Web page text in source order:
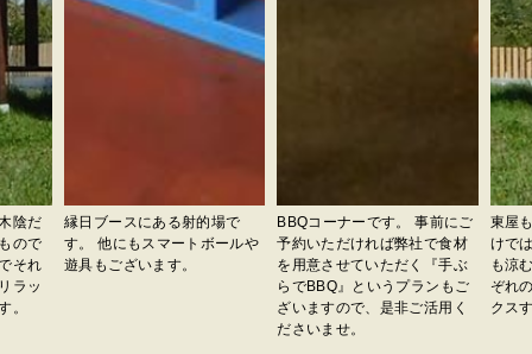
陰だ
ので
それ
ラッ
。
縁日ブースにある射的場で
す。 他にもスマートボールや
遊具もございます。
BBQコーナーです。 事前にご
予約いただければ弊社で食材
を用意させていただく『手ぶ
らでBBQ』というプランもご
ざいますので、是非ご活用く
ださいませ。
東屋
けで
も涼
ぞれ
クス